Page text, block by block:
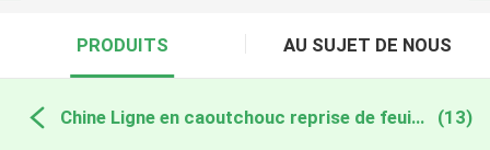
PRODUITS AU SUJET DE NOUS
Chine Ligne en caoutchouc reprise de feuille (13)